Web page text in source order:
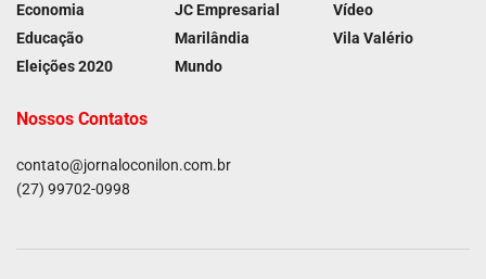
Economia
Educação
Eleições 2020
JC Empresarial
Marilândia
Mundo
Vídeo
Vila Valério
Nossos Contatos
contato@jornaloconilon.com.br
(27) 99702-0998